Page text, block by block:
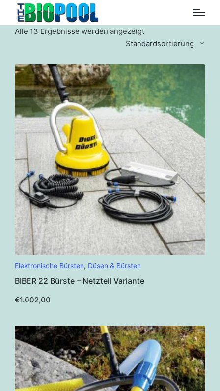
Alle 13 Ergebnisse werden angezeigt
Standardsortierung
Elektronische Bürsten, Düsen & Bürsten
BIBER 22 Bürste – Netzteil Variante
€1.002,00